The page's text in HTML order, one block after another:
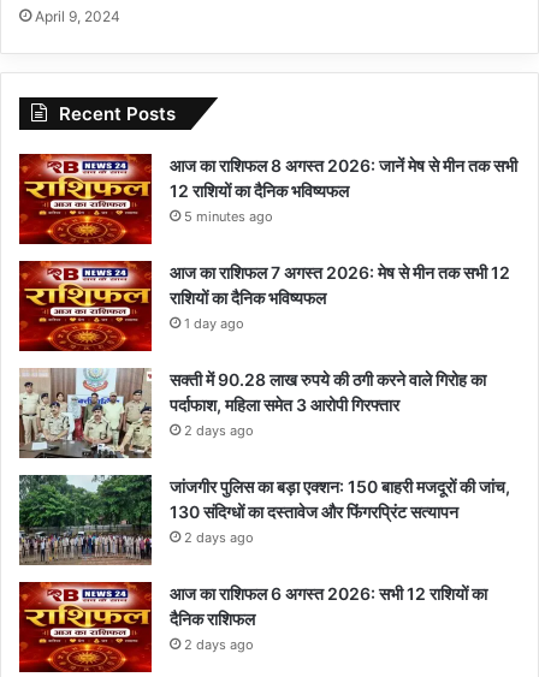
April 9, 2024
Recent Posts
आज का राशिफल 8 अगस्त 2026: जानें मेष से मीन तक सभी
12 राशियों का दैनिक भविष्यफल
5 minutes ago
आज का राशिफल 7 अगस्त 2026: मेष से मीन तक सभी 12
राशियों का दैनिक भविष्यफल
1 day ago
सक्ती में 90.28 लाख रुपये की ठगी करने वाले गिरोह का
पर्दाफाश, महिला समेत 3 आरोपी गिरफ्तार
2 days ago
जांजगीर पुलिस का बड़ा एक्शन: 150 बाहरी मजदूरों की जांच,
130 संदिग्धों का दस्तावेज और फिंगरप्रिंट सत्यापन
2 days ago
आज का राशिफल 6 अगस्त 2026: सभी 12 राशियों का
दैनिक राशिफल
2 days ago